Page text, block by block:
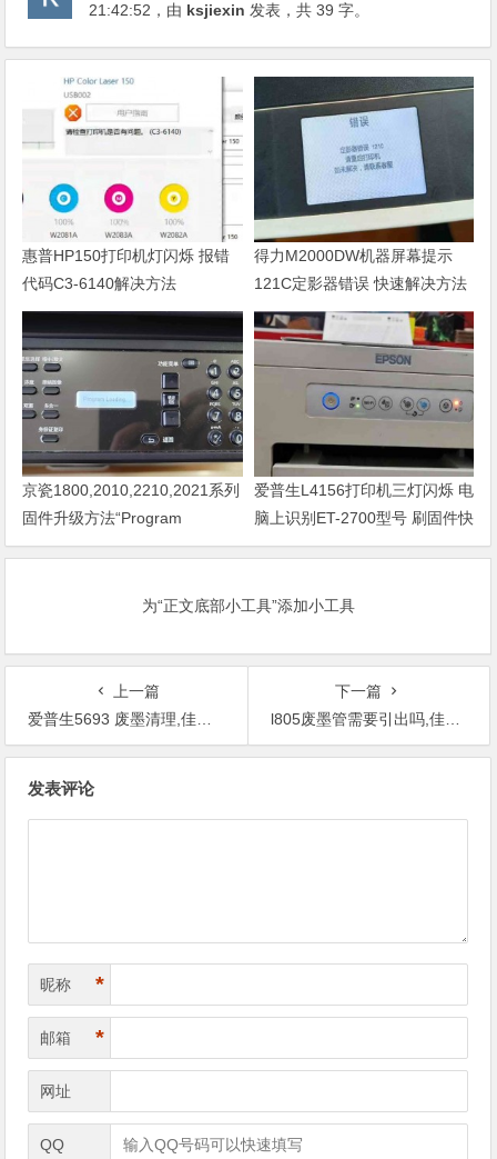
21:42:52 ，由 ksjiexin 发表，共 39 字。
惠普HP150打印机灯闪烁 报错
代码C3-6140解决方法
得力M2000DW机器屏幕提示
121C定影器错误 快速解决方法
京瓷1800,2010,2210,2021系列
固件升级方法“Program
Loading或者卡LOGO
爱普生L4156打印机三灯闪烁 电
脑上识别ET-2700型号 刷固件快
速解决问题
为“正文底部小工具”添加小工具
上一篇
爱普生5693 废墨清理,佳能ip打印机废墨清零软件
下一篇
l805废墨管需要引出吗,佳能打印机2400怎么废墨清零
发表评论
昵称 *
邮箱 *
网址
QQ